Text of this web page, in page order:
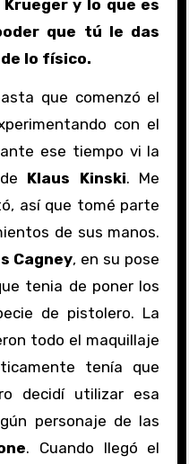
y lo que es
que tú le das
lo físico.
que comenzó el
con el
ese tiempo vi la
de Klaus Kinski. Me
así que tomé parte
de sus manos.
Cagney, en su pose
tenia de poner los
de pistolero. La
todo el maquillaje
tenía que
decidí utilizar esa
personaje de las
. Cuando llegó el